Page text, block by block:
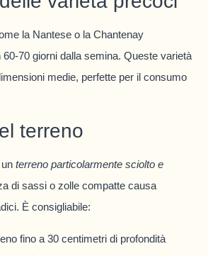
la Nantese o la Chantenay
70 giorni dalla semina. Queste varietà
medie, perfette per il consumo
terreno
terreno particolarmente sciolto e
di sassi o zolle compatte causa
È consigliabile:
fino a 30 centimetri di profondità